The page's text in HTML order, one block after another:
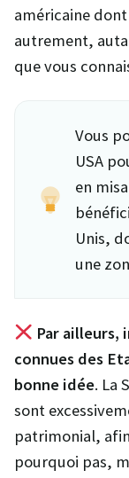
américaine
autrement,
que vous
Vous
USA
en
Unis,
une
Par ailleurs,
connues des
bonne idée. La
sont
patrimonial,
pourquoi pas,